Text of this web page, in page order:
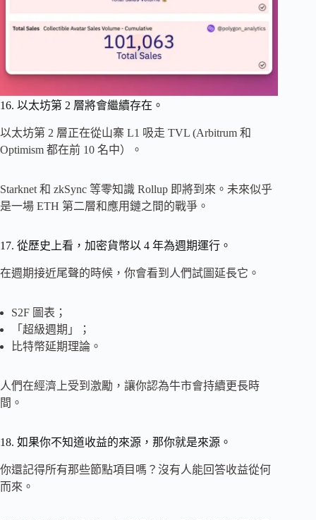
16. 以太坊第 2 層將會繼續存在。
以太坊第 2 層正在從山寨 L1 吸走 TVL (Arbitrum 和
Optimism 都在前 10 名中）。
Starknet 和 zkSync 等零知識 Rollup 即將到來。未來似乎
是一場 ETH 第二層和應用鏈之間的戰爭。
17. 從歷史上看，加密貨幣以 4 年為週期運行。
在週期接近尾聲的時候，你會看到人們試圖延長它。
S2F 圖表；
「超級週期」；
比特幣延期理論。
人們在經濟上受到激勵，讓你認為牛市會持續更長時
間。
18. 如果你不知道收益的來源，那你就是來源。
你還記得所有那些節點項目嗎？沒有人能回答收益從何
而來。